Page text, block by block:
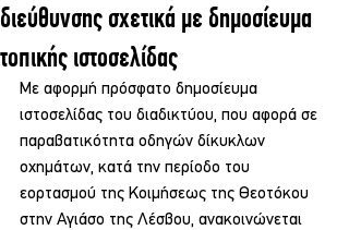
διεύθυνσης σχετικά με δημοσίευμα
τοπικής ιστοσελίδας
Με αφορμή πρόσφατο δημοσίευμα
ιστοσελίδας του διαδικτύου, που αφορά σε
παραβατικότητα οδηγών δίκυκλων
οχημάτων, κατά την περίοδο του
εορτασμού της Κοιμήσεως της Θεοτόκου
στην Αγιάσο της Λέσβου, ανακοινώνεται